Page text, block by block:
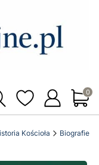
Kościoła Biografie